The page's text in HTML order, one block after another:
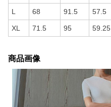
L 68 91.5 57.5
XL 71.5 95 59.25
商品画像